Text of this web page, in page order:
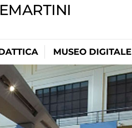
MUSEO DIGITALE